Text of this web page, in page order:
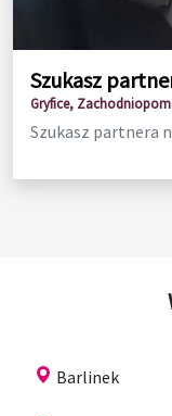
Szukasz
Gryfice,
Szukasz partnera
Barlinek